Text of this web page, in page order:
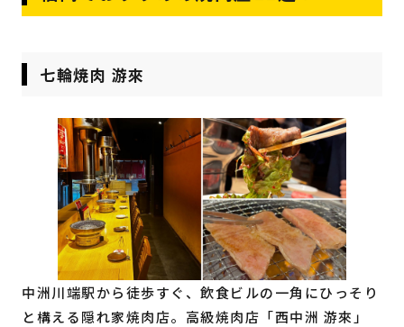
七輪焼肉 游來
中洲川端駅から徒歩すぐ、飲食ビルの一角にひっそり
と構える隠れ家焼肉店。高級焼肉店「西中洲 游來」